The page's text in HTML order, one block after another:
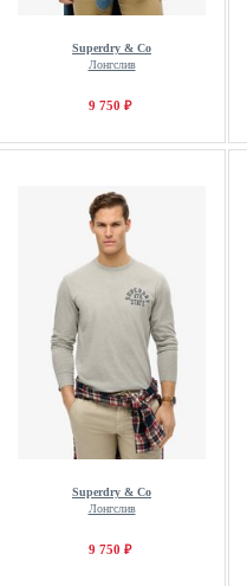
Superdry & Co
Лонгслив
9 750 ₽
Superdry & Co
Лонгслив
9 750 ₽